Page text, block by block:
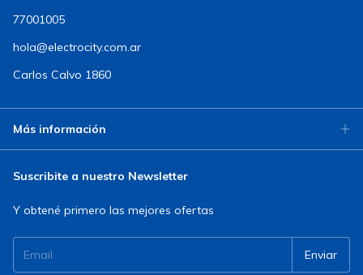
77001005
hola@electrocity.com.ar
Carlos Calvo 1860
Más información
Suscribite a nuestro Newsletter
Y obtené primero las mejores ofertas